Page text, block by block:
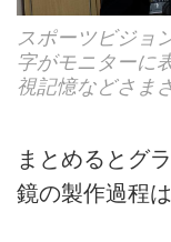
スポーツビジョ
字がモニターに
視記憶などさま
まとめるとグ
鏡の製作過程